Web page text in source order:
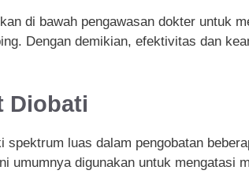
di bawah pengawasan dokter untuk
Dengan demikian, efektivitas dan
Diobati
spektrum luas dalam pengobatan
umumnya digunakan untuk mengatasi